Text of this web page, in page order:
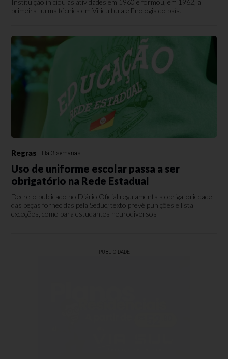
Instituição iniciou as atividades em 1960 e formou, em 1962, a
primeira turma técnica em Viticultura e Enologia do país.
Regras Há 3 semanas
Uso de uniforme escolar passa a ser
obrigatório na Rede Estadual
Decreto publicado no Diário Oficial regulamenta a obrigatoriedade
das peças fornecidas pela Seduc; texto prevê punições e lista
exceções, como para estudantes neurodiversos
PUBLICIDADE